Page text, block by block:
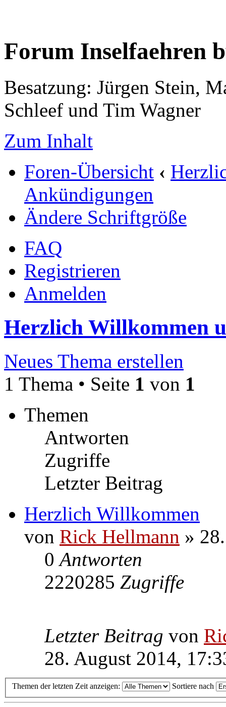
Forum Inselfaehren
Besatzung: Jürgen Stein,
Schleef und Tim Wagner
Zum Inhalt
Foren-Übersicht ‹
Ankündigungen
Ändere Schriftgröße
FAQ
Registrieren
Anmelden
Herzlich Willkommen
Neues Thema erstellen
1 Thema • Seite 1 von 1
Themen
Antworten
Zugriffe
Letzter Beitrag
Herzlich Willkommen
von Rick Hellmann »
0Antworten
2220285 Zugriffe
Letzter Beitrag von
28. August 2014,
Themen der letzten Zeit anzeigen: Sortiere nach